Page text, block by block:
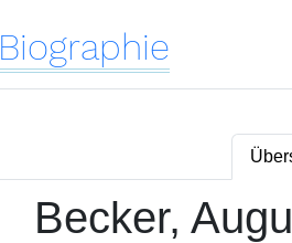
Biographie
Becker,